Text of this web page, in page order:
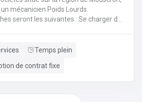
mécanicien Poids Lourds.
le moteur d’un véhicule et ses
- Inspecter l’ordinateur de
Temps plein
de contrat fixe